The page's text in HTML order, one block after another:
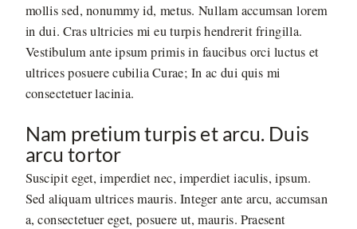
mollis sed, nonummy id, metus. Nullam accumsan lorem
in dui. Cras ultricies mi eu turpis hendrerit fringilla.
Vestibulum ante ipsum primis in faucibus orci luctus et
ultrices posuere cubilia Curae; In ac dui quis mi
consectetuer lacinia.
Nam pretium turpis et arcu. Duis
arcu tortor
Suscipit eget, imperdiet nec, imperdiet iaculis, ipsum.
Sed aliquam ultrices mauris. Integer ante arcu, accumsan
a, consectetuer eget, posuere ut, mauris. Praesent